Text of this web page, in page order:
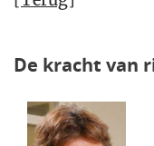
De kracht van